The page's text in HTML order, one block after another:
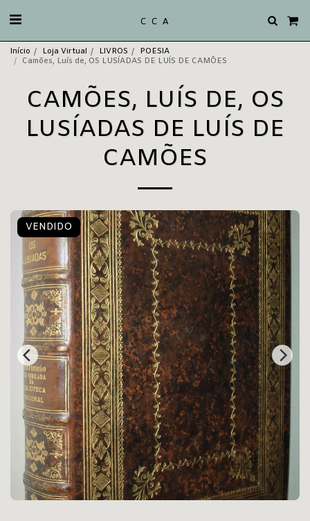
C C A
Início Loja Virtual LIVROS
POESIA
Camões, Luís de, OS LUSÍADAS DE LUÍS DE CAMÕES
CAMÕES, LUÍS DE, OS
LUSÍADAS DE LUÍS DE
CAMÕES
VENDIDO